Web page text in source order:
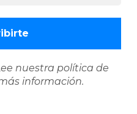
nuestra política de
información.